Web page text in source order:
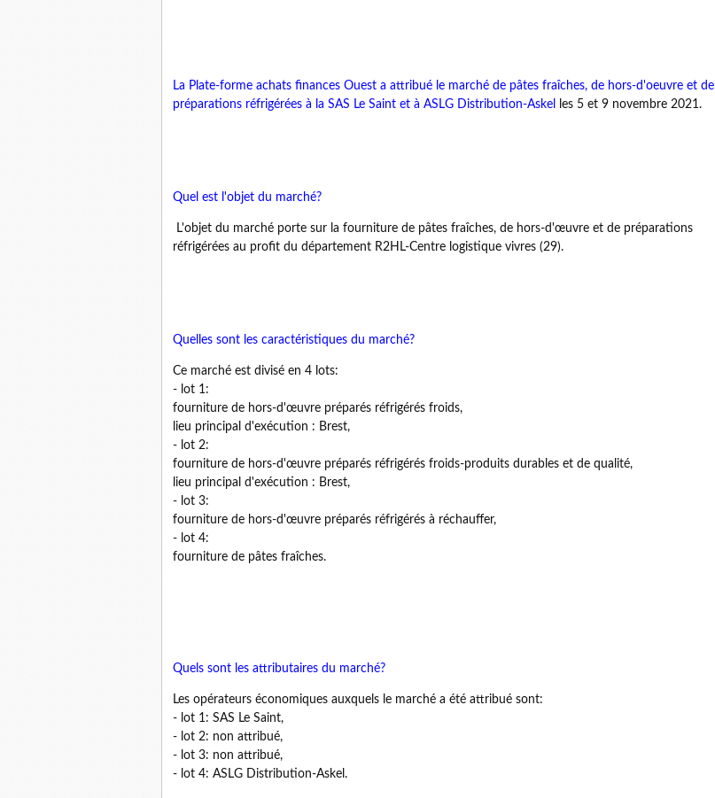
La Plate-forme achats finances Ouest a attribué le marché de pâtes fraîches, de hors-d'oeuvre et de
préparations réfrigérées à la SAS Le Saint et à ASLG Distribution-Askel
les 5 et 9 novembre 2021.
Quel est l'objet du marché?
L'objet du marché porte sur la fourniture de pâtes fraîches, de hors-d'œuvre et de préparations
réfrigérées au profit du département R2HL-Centre logistique vivres (29).
Quelles sont les caractéristiques du marché?
Ce marché est divisé en 4 lots:
- lot 1:
fourniture de hors-d'œuvre préparés réfrigérés froids,
lieu principal d'exécution : Brest,
- lot 2:
fourniture de hors-d'œuvre préparés réfrigérés froids-produits durables et de qualité,
lieu principal d'exécution : Brest,
- lot 3:
fourniture de hors-d'œuvre préparés réfrigérés à réchauffer,
- lot 4:
fourniture de pâtes fraîches.
Quels sont les attributaires du marché?
Les opérateurs économiques auxquels le marché a été attribué sont:
- lot 1: SAS Le Saint,
- lot 2: non attribué,
- lot 3: non attribué,
- lot 4: ASLG Distribution-Askel.